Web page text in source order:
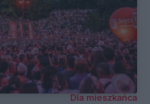
Dla mieszkańca